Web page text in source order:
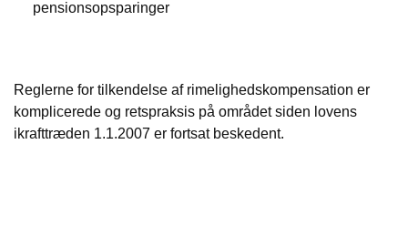
pensionsopsparinger
Reglerne for tilkendelse af rimelighedskompensation er
komplicerede og retspraksis på området siden lovens
ikrafttræden 1.1.2007 er fortsat beskedent.